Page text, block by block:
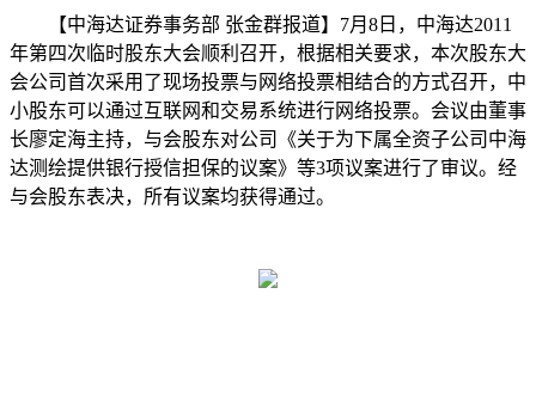
【中海达证券事务部 张金群报道】7月8日，中海达2011
年第四次临时股东大会顺利召开，根据相关要求，本次股东大
会公司首次采用了现场投票与网络投票相结合的方式召开，中
小股东可以通过互联网和交易系统进行网络投票。会议由董事
长廖定海主持，与会股东对公司《关于为下属全资子公司中海
达测绘提供银行授信担保的议案》等3项议案进行了审议。经
与会股东表决，所有议案均获得通过。